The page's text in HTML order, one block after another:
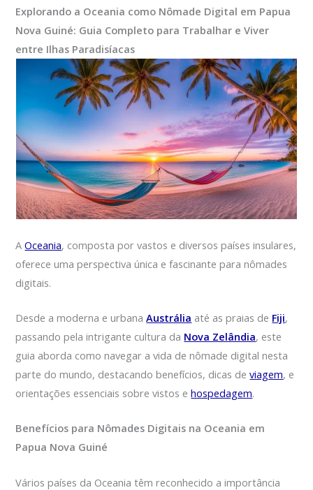
Explorando a Oceania como Nômade Digital em Papua
Nova Guiné: Guia Completo para Trabalhar e Viver
entre Ilhas Paradisíacas
AOceania, composta por vastos e diversos países insulares,
oferece uma perspectiva única e fascinante para nômades
digitais.
Desde a moderna e urbanaAustrália até as praias de Fiji,
passando pela intrigante cultura da Nova Zelândia, este
guia aborda como navegar a vida de nômade digital nesta
parte do mundo, destacando benefícios, dicas deviagem, e
orientações essenciais sobre vistos ehospedagem.
Benefícios para Nômades Digitais na Oceania em
Papua Nova Guiné
Vários países da Oceania têm reconhecido a importância